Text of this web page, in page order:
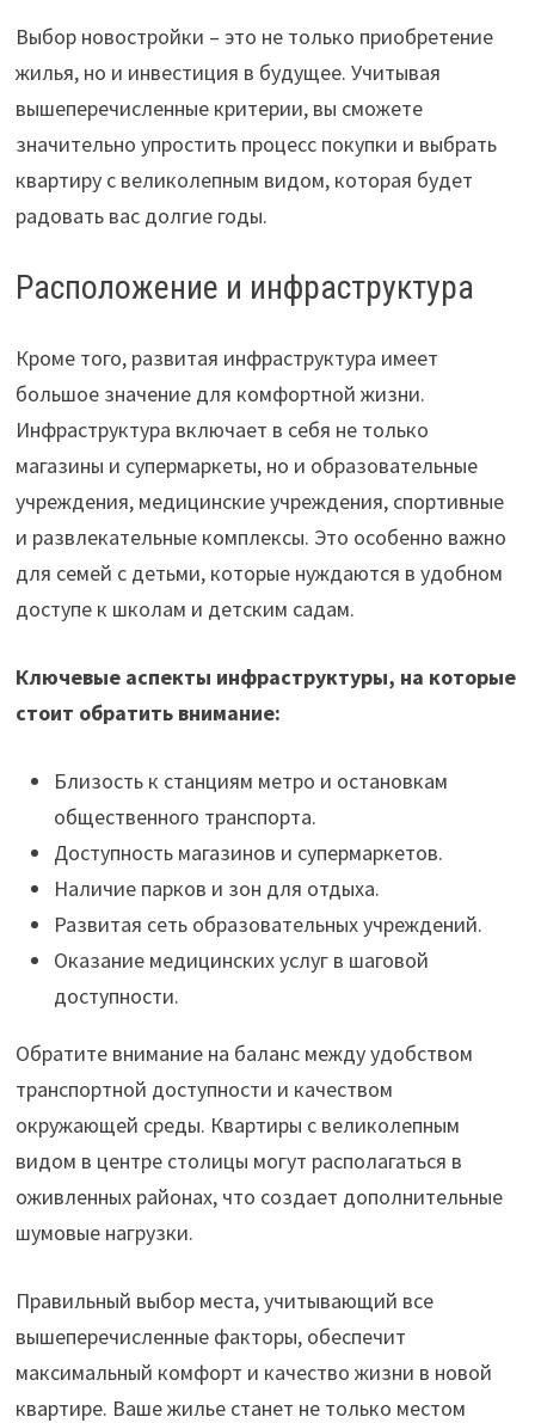
Выбор новостройки – это не только приобретение
жилья, но и инвестиция в будущее. Учитывая
вышеперечисленные критерии, вы сможете
значительно упростить процесс покупки и выбрать
квартиру с великолепным видом, которая будет
радовать вас долгие годы.
Расположение и инфраструктура
Кроме того, развитая инфраструктура имеет
большое значение для комфортной жизни.
Инфраструктура включает в себя не только
магазины и супермаркеты, но и образовательные
учреждения, медицинские учреждения, спортивные
и развлекательные комплексы. Это особенно важно
для семей с детьми, которые нуждаются в удобном
доступе к школам и детским садам.
Ключевые аспекты инфраструктуры, на которые
стоит обратить внимание:
Близость к станциям метро и остановкам
общественного транспорта.
Доступность магазинов и супермаркетов.
Наличие парков и зон для отдыха.
Развитая сеть образовательных учреждений.
Оказание медицинских услуг в шаговой
доступности.
Обратите внимание на баланс между удобством
транспортной доступности и качеством
окружающей среды. Квартиры с великолепным
видом в центре столицы могут располагаться в
оживленных районах, что создает дополнительные
шумовые нагрузки.
Правильный выбор места, учитывающий все
вышеперечисленные факторы, обеспечит
максимальный комфорт и качество жизни в новой
квартире. Ваше жилье станет не только местом